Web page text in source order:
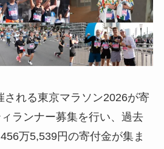
される東京マラソン2026が寄
ランナー募集を行い、過去
万5,539円の寄付金が集ま